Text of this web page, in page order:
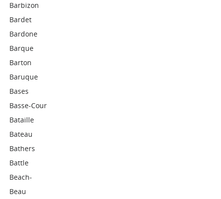
Barbizon
Bardet
Bardone
Barque
Barton
Baruque
Bases
Basse-Cour
Bataille
Bateau
Bathers
Battle
Beach-
Beau